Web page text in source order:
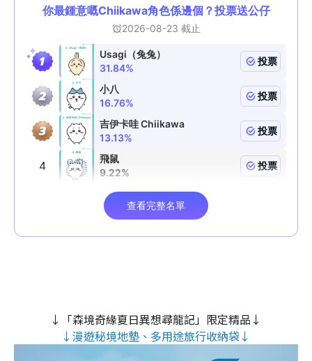
↓「森境奇緣夏日異想尋龍記」限定精品↓
↓漫遊秘境地墊、多用途旅行收納袋↓